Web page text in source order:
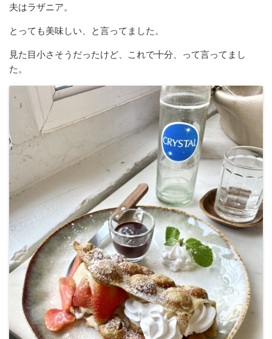
夫はラザニア。
とっても美味しい、と言ってました。
見た目小さそうだったけど、これで十分、って言ってまし
た。